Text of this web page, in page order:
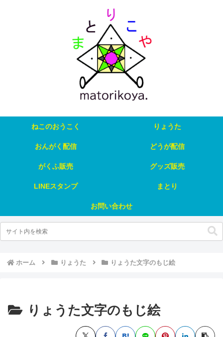
ねこのおうこく りょうた
おんがく配信 どうが配信
がくふ販売 グッズ販売
LINEスタンプ まとり
お問い合わせ
ホーム りょうた りょうた文字のもじ絵
りょうた文字のもじ絵